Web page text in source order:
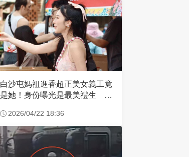
白沙屯媽祖進香超正美女義工竟
是她！身份曝光是最美禮生 一
2026/04/22 18:36